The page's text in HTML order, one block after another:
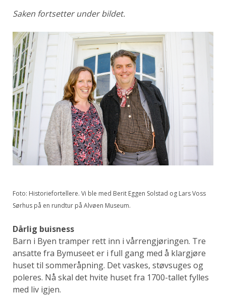
Saken fortsetter under bildet.
Foto: Historiefortellere. Vi ble med Berit Eggen Solstad og Lars Voss
Sørhus på en rundtur på Alvøen Museum.
Dårlig buisness
Barn i Byen tramper rett inn i vårrengjøringen. Tre
ansatte fra Bymuseet er i full gang med å klargjøre
huset til sommeråpning. Det vaskes, støvsuges og
poleres. Nå skal det hvite huset fra 1700-tallet fylles
med liv igjen.